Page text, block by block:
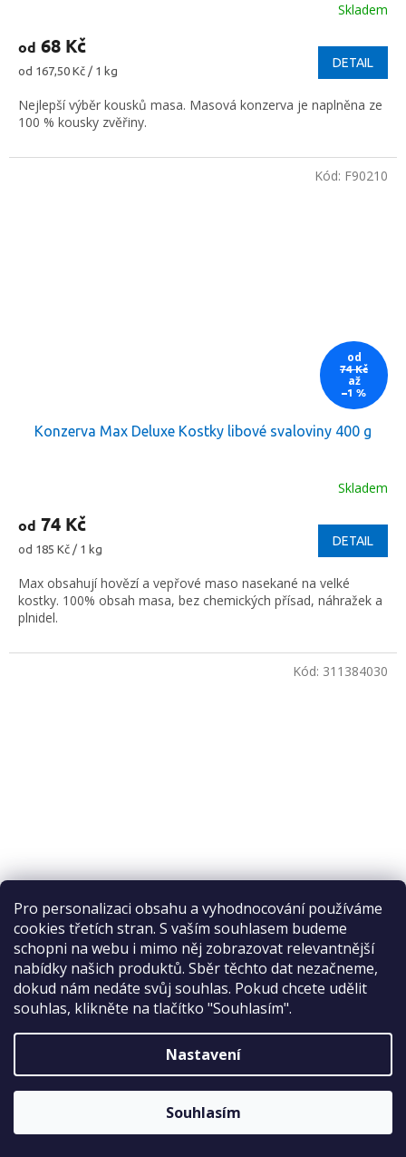
Pro personalizaci obsahu a vyhodnocování používáme
cookies třetích stran. S vaším souhlasem budeme
schopni na webu i mimo něj zobrazovat relevantnější
nabídky našich produktů. Sběr těchto dat nezačneme,
dokud nám nedáte svůj souhlas. Pokud chcete udělit
souhlas, klikněte na tlačítko "Souhlasím".
Nastavení
Souhlasím
Skladem
od 68 Kč
Měrná
od 167,50 Kč / 1 kg
DETAIL
Nejlepší výběr kousků masa. Masová konzerva je naplněna ze
100 % kousky zvěřiny.
od
74 Kč
až
–1 %
Konzerva Max Deluxe Kostky libové svaloviny 400 g
Skladem
od 74 Kč
Měrná
od 185 Kč / 1 kg
DETAIL
Max obsahují hovězí a vepřové maso nasekané na velké
kostky. 100% obsah masa, bez chemických přísad, náhražek a
plnidel.
Kód: F90210
Fitmin For Life Zvěřinová konzerva pro psy 400g
Skladem
47 Kč
Do košíku
Nová receptura konzerv Fitmin For Life. Zvěřinová konzerva v
podobě paté je vyrobena z čerstvého masa a díky tomu si
zachovává jedinečnou chuť.
Kód: 311384030
Sleva 2 %
na první nákup
ODESLAT
Zásady zpracování osobních údajů